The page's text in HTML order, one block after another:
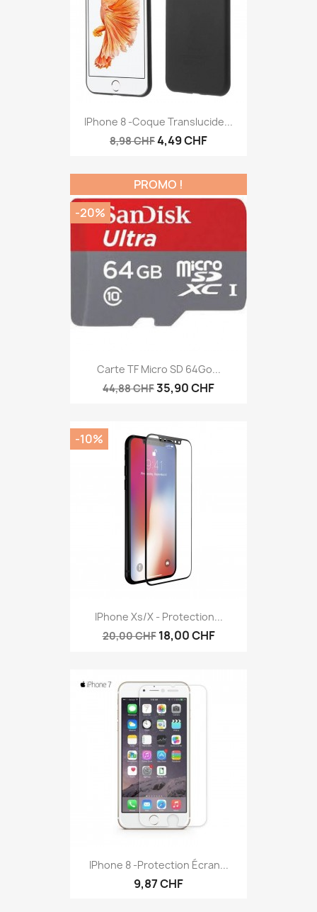
IPhone 8 -Coque Translucide...
8,98 CHF4,49 CHF
Carte TF Micro SD 64Go...
44,88 CHF35,90 CHF
PROMO !
-20%
IPhone Xs/X - Protection...
20,00 CHF 18,00 CHF
-10%
IPhone 8 -protection Écran...
9,87 CHF